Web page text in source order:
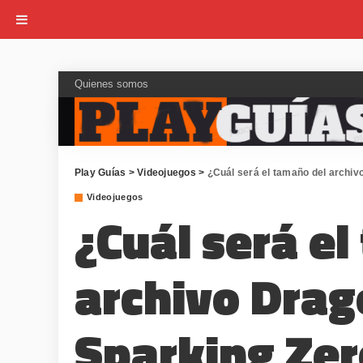
Quienes somos
Play Guías >Videojuegos > ¿Cuál será el tamaño del
Videojuegos
¿Cuál será
archivo